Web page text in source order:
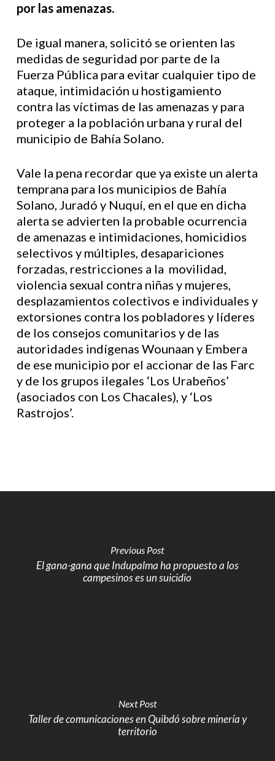
por las amenazas.
De igual manera, solicitó se orienten las
medidas de seguridad por parte de la
Fuerza Pública para evitar cualquier tipo de
ataque, intimidación u hostigamiento
contra las víctimas de las amenazas y para
proteger a la población urbana y rural del
municipio de Bahía Solano.
Vale la pena recordar que ya existe un alerta
temprana para los municipios de Bahía
Solano, Juradó y Nuquí, en el que en dicha
alerta se advierten la probable ocurrencia
de amenazas e intimidaciones, homicidios
selectivos y múltiples, desapariciones
forzadas, restricciones a la movilidad,
violencia sexual contra niñas y mujeres,
desplazamientos colectivos e individuales y
extorsiones contra los pobladores y líderes
de los consejos comunitarios y de las
autoridades indígenas Wounaan y Embera
de ese municipio por el accionar de las Farc
y de los grupos ilegales ‘Los Urabeños’
(asociados con Los Chacales), y ‘Los
Rastrojos’.
Previous Post
El gana-gana que Indupalma ha propuesto a los
campesinos es un suicidio
Next Post
Taller de comunicaciones en Quibdó sobre minería y
territorio